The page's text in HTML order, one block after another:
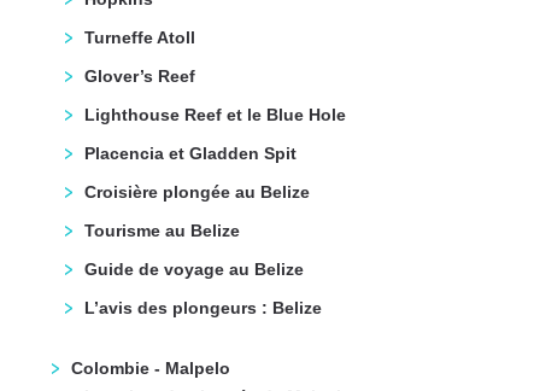
Turneffe Atoll
Glover’s Reef
Lighthouse Reef et le Blue Hole
Placencia et Gladden Spit
Croisière plongée au Belize
Tourisme au Belize
Guide de voyage au Belize
L’avis des plongeurs : Belize
Colombie - Malpelo